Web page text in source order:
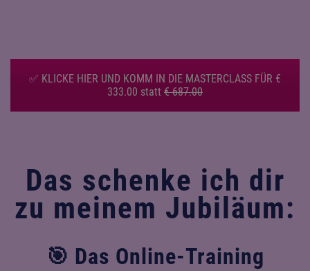
✅ KLICKE HIER UND KOMM IN DIE MASTERCLASS FÜR €
333.00 statt € 687.00
Das schenke ich dir
zu meinem Jubiläum:
🎯 Das Online-Training